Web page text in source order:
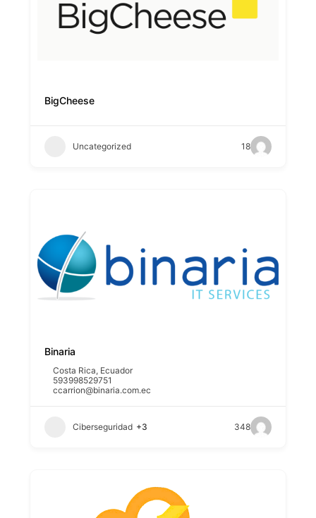
BigCheese
Uncategorized 18
Binaria
Costa Rica, Ecuador
593998529751
ccarrion@binaria.com.ec
Ciberseguridad +3 348